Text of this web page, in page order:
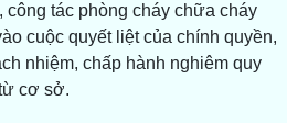
tác phòng cháy chữa cháy
cuộc quyết liệt của chính quyền,
nhiệm, chấp hành nghiêm quy
cơ sở.